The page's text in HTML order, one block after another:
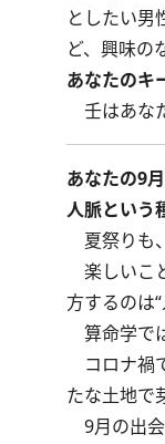
としたい男
ど、興味の
あなたのキ
壬はあな
あなたの9
人脈という
夏祭りも
楽しいこ
方するのは“
算命学で
コロナ禍
たな土地で
9月の出会